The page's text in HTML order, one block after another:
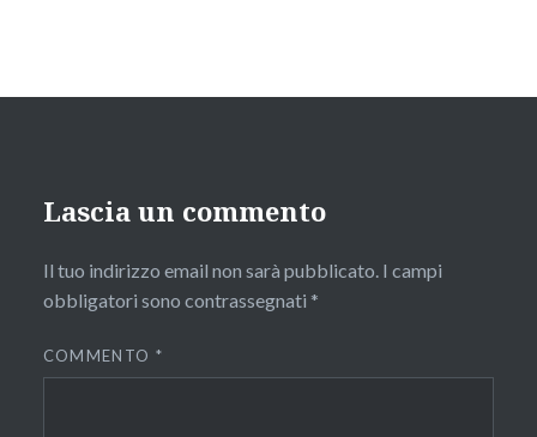
Lascia un commento
Il tuo indirizzo email non sarà pubblicato. I campi
obbligatori sono contrassegnati *
COMMENTO *